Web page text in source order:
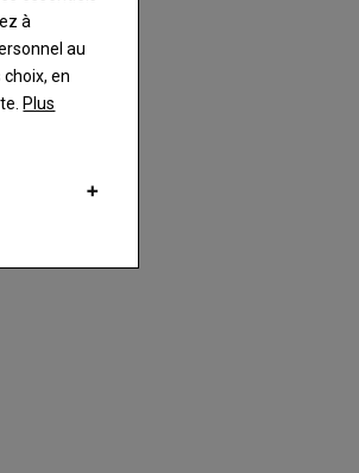
à
au
en
Plus